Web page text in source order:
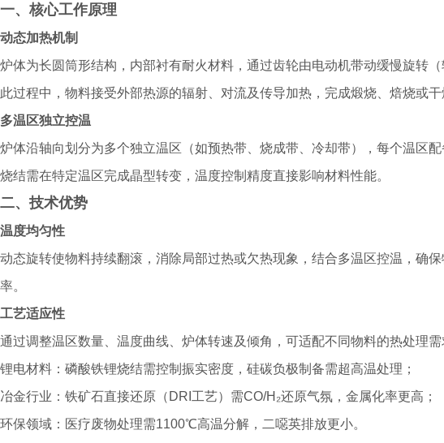
一、核心工作原理
动态加热机制
炉体为长圆筒形结构，内部衬有耐火材料，通过齿轮由电动机带动缓慢旋转
此过程中，物料接受外部热源的辐射、对流及传导加热，完成煅烧、焙烧或干
多温区独立控温
炉体沿轴向划分为多个独立温区（如预热带、烧成带、冷却带），每个温区
烧结需在特定温区完成晶型转变，温度控制精度直接影响材料性能。
二、技术优势
温度均匀性
动态旋转使物料持续翻滚，消除局部过热或欠热现象，结合多温区控温，确
率。
工艺适应性
通过调整温区数量、温度曲线、炉体转速及倾角，可适配不同物料的热处理需
锂电材料：磷酸铁锂烧结需控制振实密度，硅碳负极制备需超高温处理；
冶金行业：铁矿石直接还原（DRI工艺）需CO/H₂还原气氛，金属化率更高；
环保领域：医疗废物处理需1100℃高温分解，二噁英排放更小。